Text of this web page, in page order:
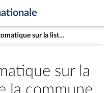
Inscription automatique sur la liste électorale de la commune du nouveau lieu de domicile en cas de déménagement
sur la
la commune